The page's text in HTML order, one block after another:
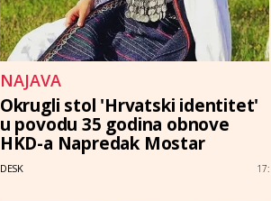
NAJAVA
Okrugli stol 'Hrvatski identitet'
u povodu 35 godina obnove
HKD-a Napredak Mostar
DESK 17: